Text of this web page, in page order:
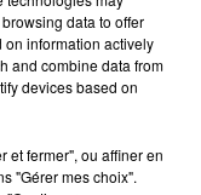
5 août 2026
data to offer
information actively
and combine data from
devices based on
et fermer", ou affiner en
"Gérer mes choix".